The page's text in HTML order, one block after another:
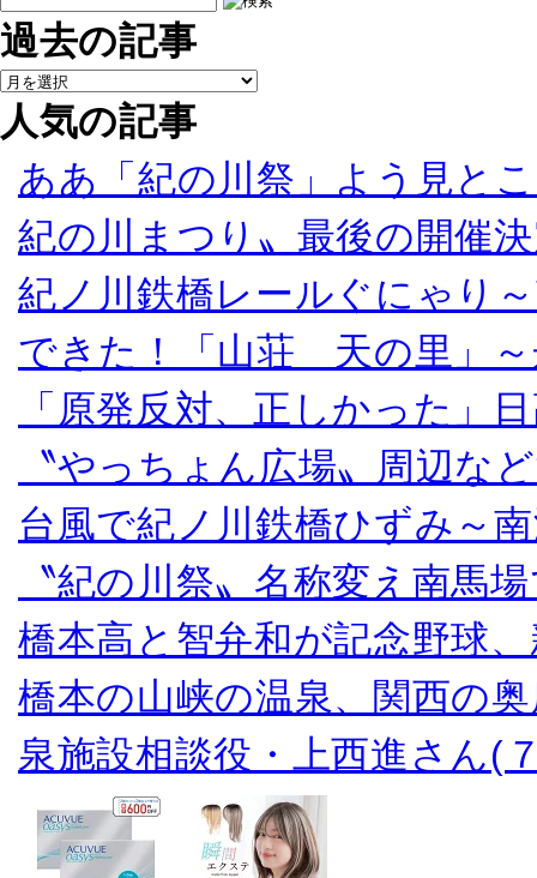
過去の記事
人気の記事
ああ「紀の川祭」よう見と
紀の川まつり〟最後の開催
紀ノ川鉄橋レールぐにゃり
できた！「山荘 天の里」～
「原発反対、正しかった」
〝やっちょん広場〟周辺な
台風で紀ノ川鉄橋ひずみ～
〝紀の川祭〟名称変え南馬
橋本高と智弁和が記念野球
橋本の山峡の温泉、関西の
泉施設相談役・上西進さん(